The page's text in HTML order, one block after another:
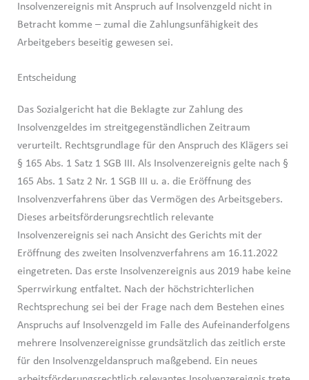
Insolvenzereignis mit Anspruch auf Insolvenzgeld nicht in
Betracht komme – zumal die Zahlungsunfähigkeit des
Arbeitgebers beseitig gewesen sei.
Entscheidung
Das Sozialgericht hat die Beklagte zur Zahlung des
Insolvenzgeldes im streitgegenständlichen Zeitraum
verurteilt. Rechtsgrundlage für den Anspruch des Klägers sei
§ 165 Abs. 1 Satz 1 SGB III. Als Insolvenzereignis gelte nach §
165 Abs. 1 Satz 2 Nr. 1 SGB III u. a. die Eröffnung des
Insolvenzverfahrens über das Vermögen des Arbeitsgebers.
Dieses arbeitsförderungsrechtlich relevante
Insolvenzereignis sei nach Ansicht des Gerichts mit der
Eröffnung des zweiten Insolvenzverfahrens am 16.11.2022
eingetreten. Das erste Insolvenzereignis aus 2019 habe keine
Sperrwirkung entfaltet. Nach der höchstrichterlichen
Rechtsprechung sei bei der Frage nach dem Bestehen eines
Anspruchs auf Insolvenzgeld im Falle des Aufeinanderfolgens
mehrere Insolvenzereignisse grundsätzlich das zeitlich erste
für den Insolvenzgeldanspruch maßgebend. Ein neues